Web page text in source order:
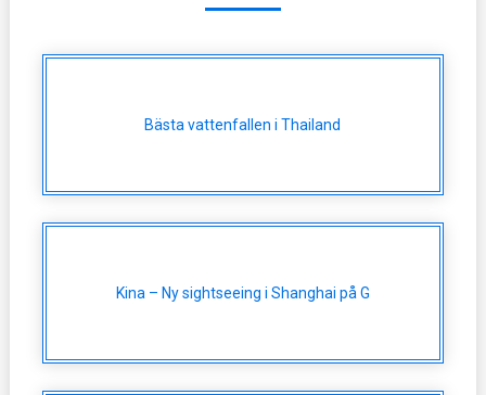
Bästa vattenfallen i Thailand
Kina – Ny sightseeing i Shanghai på G